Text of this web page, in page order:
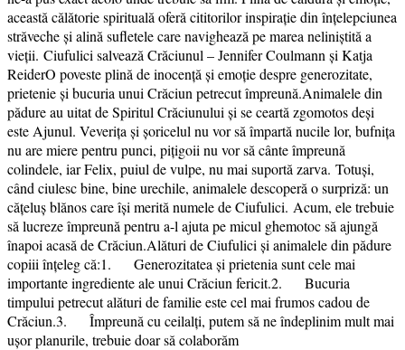
această călătorie spirituală oferă cititorilor inspirație din înțelepciunea
străveche și alină sufletele care navighează pe marea neliniștită a
vieții. Ciufulici salvează Crăciunul – Jennifer Coulmann și Katja
ReiderO poveste plină de inocență și emoție despre generozitate,
prietenie și bucuria unui Crăciun petrecut împreună.Animalele din
pădure au uitat de Spiritul Crăciunului și se ceartă zgomotos deși
este Ajunul. Veverița și șoricelul nu vor să împartă nucile lor, bufnița
nu are miere pentru punci, pițigoii nu vor să cânte împreună
colindele, iar Felix, puiul de vulpe, nu mai suportă zarva. Totuși,
când ciulesc bine, bine urechile, animalele descoperă o surpriză: un
cățeluș blănos care își merită numele de Ciufulici. Acum, ele trebuie
să lucreze împreună pentru a-l ajuta pe micul ghemotoc să ajungă
înapoi acasă de Crăciun.Alături de Ciufulici și animalele din pădure
copiii înțeleg că:1. Generozitatea și prietenia sunt cele mai
importante ingrediente ale unui Crăciun fericit.2. Bucuria
timpului petrecut alături de familie este cel mai frumos cadou de
Crăciun.3. Împreună cu ceilalți, putem să ne îndeplinim mult mai
ușor planurile, trebuie doar să colaborăm